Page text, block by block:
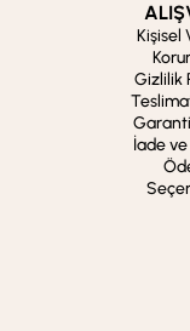
Kişisel
Gizlilik
İade